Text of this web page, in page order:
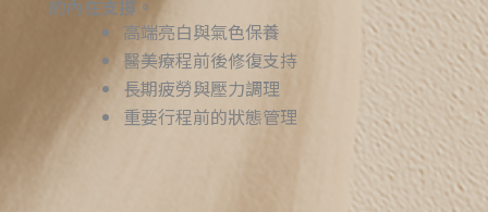
的內在支撐。
高端亮白與氣色保養
醫美療程前後修復支持
長期疲勞與壓力調理
重要行程前的狀態管理